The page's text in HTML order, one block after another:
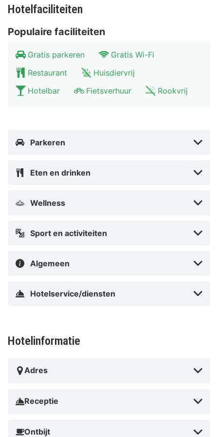
kleine als grote gezelschappen tot 240 personen. Het
landhuis is ook een populaire locatie voor bruiloften,
Aspenäs Herrgård is perfect gelegen voor leuke
dagtochten in de omgeving, wandelen of golfen.
Automatisch vertaald door Google Translate
Hotelfaciliteiten
Populaire faciliteiten
Gratis parkeren
Gratis Wi-Fi
Restaurant
Huisdiervrij
Hotelbar
Fietsverhuur Rookvrij
Parkeren
Eten en drinken
Wellness
Sport en activiteiten
Algemeen
Hotelservice/diensten
Hotelinformatie
Adres
Receptie
Ontbijt